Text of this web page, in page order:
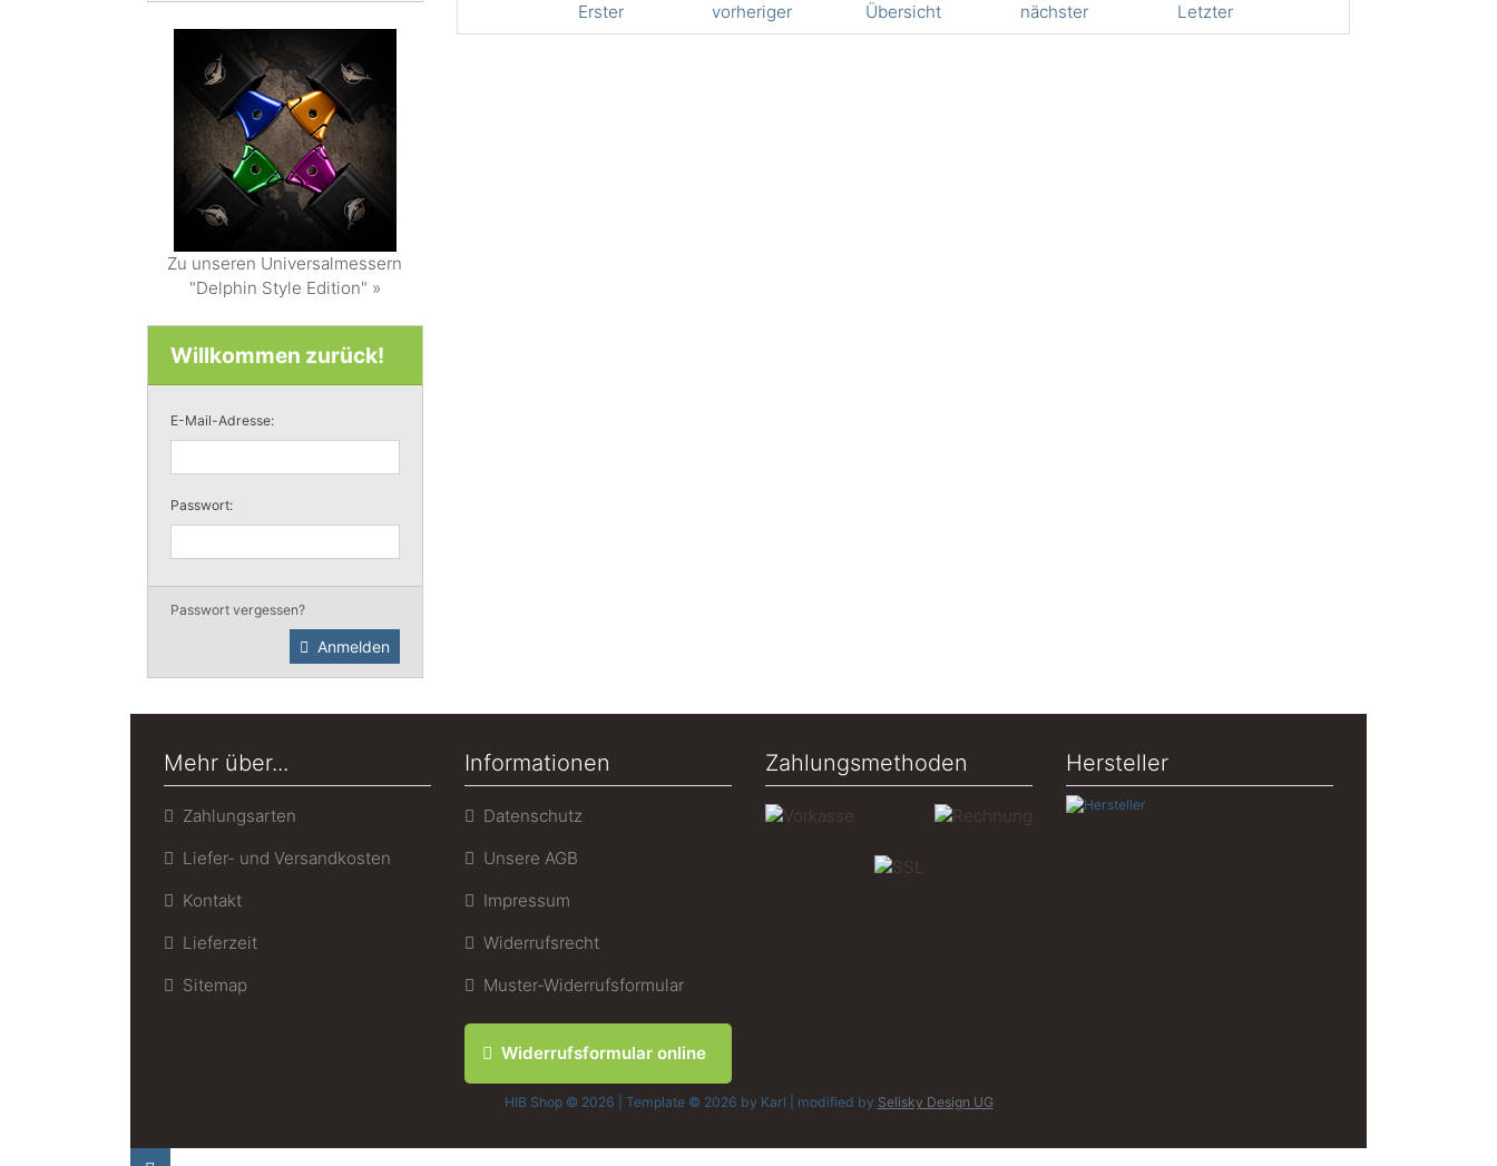
Zu unseren Universalmessern
"Delphin Style Edition" »
Willkommen zurück!
E-Mail-Adresse:
Passwort:
Passwort vergessen?
Anmelden
Erster vorheriger Übersicht nächster Letzter
Mehr über...
Zahlungsarten
Liefer- und Versandkosten
Kontakt
Lieferzeit
Sitemap
Informationen
Datenschutz
Unsere AGB
Impressum
Widerrufsrecht
Muster-Widerrufsformular
Widerrufsformular online
Zahlungsmethoden Hersteller
HIB Shop © 2026 | Template © 2026 by Karl | modified by Selisky Design UG